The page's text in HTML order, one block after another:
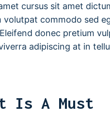
cursus sit amet
commodo sed
donec pretium
adipiscing at in
Is A Must